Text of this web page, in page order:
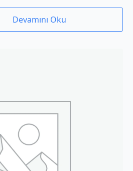
Devamını Oku